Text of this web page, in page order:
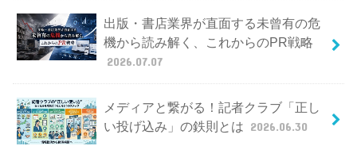
出版・書店業界が直面する未曾有の危
機から読み解く、これからのPR戦略
2026.07.07
メディアと繋がる！記者クラブ「正し
い投げ込み」の鉄則とは 2026.06.30